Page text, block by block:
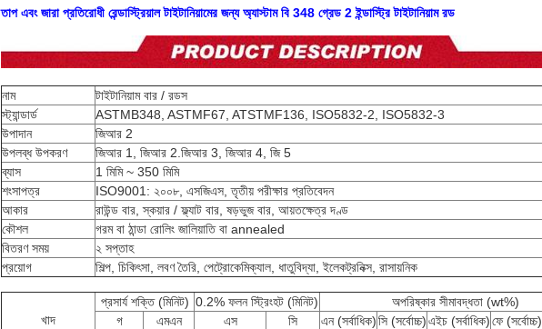
তাপ এবং জারা প্রতিরোধী রেন্ডাস্ট্রিয়াল টাইটানিয়ামের জন্য অ্যাস্টাম বি 348 গ্রেড 2 ইন্ডাস্ট্রি টাইটানিয়াম রড
নাম
টাইটানিয়াম বার / রডস
স্ট্যান্ডার্ড
ASTMB348, ASTMF67, ATSTMF136, ISO5832-2, ISO5832-3
উপাদান
জিআর 2
উপলব্ধ উপকরণ
জিআর 1, জিআর 2.জিআর 3, জিআর 4, জি 5
ব্যাস
1 মিমি ~ 350 মিমি
শংসাপত্র
ISO9001: ২০০৮, এসজিএস, তৃতীয় পরীক্ষার প্রতিবেদন
আকার
রাউন্ড বার, স্কয়ার / ফ্ল্যাট বার, ষড়ভুজ বার, আয়তক্ষেত্র দণ্ড
কৌশল
গরম বা ঠান্ডা রোলিং জালিয়াতি বা annealed
বিতরণ সময়
২ সপ্তাহ
প্রয়োগ
শিল্প, চিকিৎসা, লবণ তৈরি, পেট্রোকেমিক্যাল, ধাতুবিদ্যা, ইলেকট্রনিক্স, রাসায়নিক
খাদ
প্রসার্য শক্তি (মিনিট) 0.2% ফলন স্ট্রিংহট (মিনিট)
অপরিষ্কার সীমাবদ্ধতা (wt%)
গ
এমএন এস সি এন (সর্বাধিক)সি (সর্বোচ্চ)এইচ (সর্বাধিক)ফে (সর্বোচ্চ)